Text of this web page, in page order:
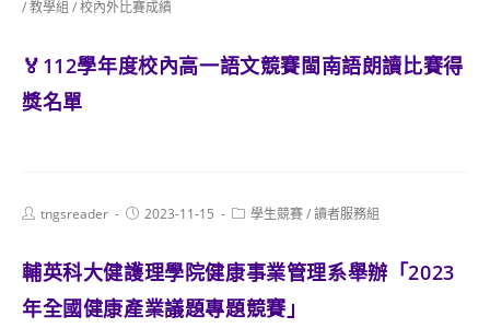
category:
/教學組 /校內外比賽成績
🏅112學年度校內高一語文競賽閩南語朗讀比賽得
獎名單
Posttngsreader
Post2023-11-15
Post學生競賽/讀者服務組
輔英科大健護理學院健康事業管理系舉辦「2023
年全國健康產業議題專題競賽」